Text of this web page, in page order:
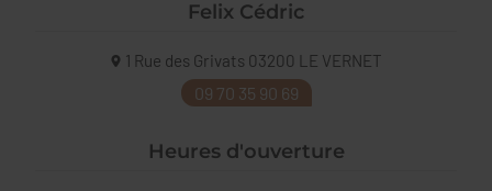
Felix Cédric
1 Rue des Grivats 03200 LE VERNET
09 70 35 90 69
Heures d'ouverture